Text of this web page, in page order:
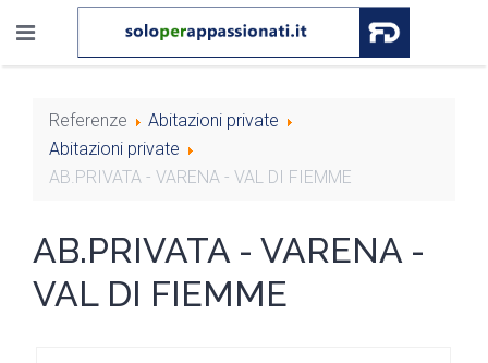
Referenze
Abitazioni private
Abitazioni private
AB.PRIVATA - VARENA - VAL DI FIEMME
AB.PRIVATA - VARENA -
VAL DI FIEMME